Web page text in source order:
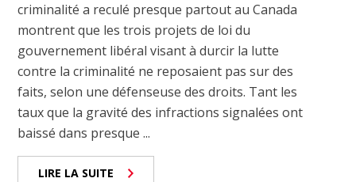
criminalité a reculé presque partout au Canada
montrent que les trois projets de loi du
gouvernement libéral visant à durcir la lutte
contre la criminalité ne reposaient pas sur des
faits, selon une défenseuse des droits. Tant les
taux que la gravité des infractions signalées ont
baissé dans presque ...
LIRE LA SUITE